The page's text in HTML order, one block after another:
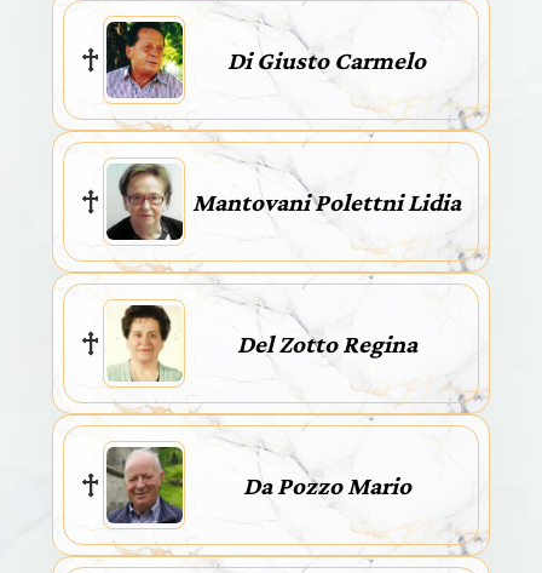
Di Giusto Carmelo
Mantovani Polettni Lidia
Del Zotto Regina
Da Pozzo Mario